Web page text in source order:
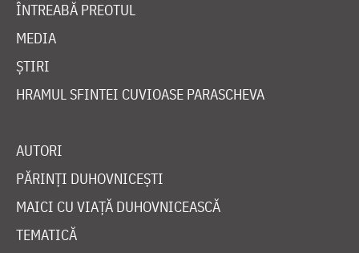
ÎNTREABĂ PREOTUL
MEDIA
ȘTIRI
HRAMUL SFINTEI CUVIOASE PARASCHEVA
AUTORI
PĂRINȚI DUHOVNICEȘTI
MAICI CU VIAȚĂ DUHOVNICEASCĂ
TEMATICĂ